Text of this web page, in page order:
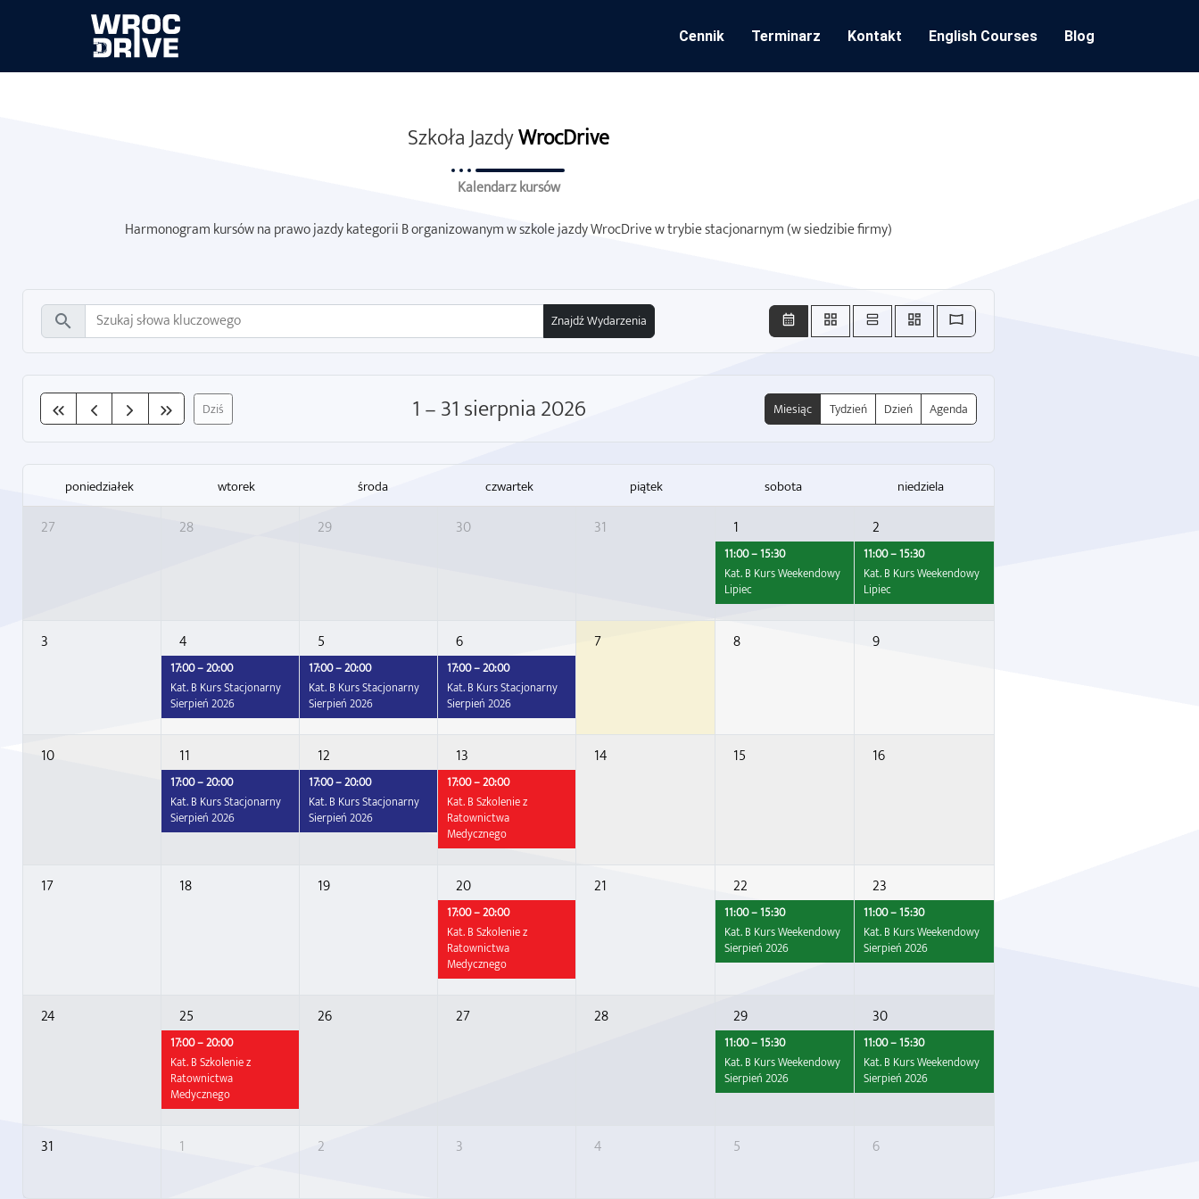
Cennik Terminarz Kontakt English Courses Blog
Szkoła JazdyWrocDrive
Kalendarz kursów
Harmonogram kursów na prawo jazdy kategorii B organizowanym w szkole jazdy WrocDrive w trybie stacjonarnym (w siedzibie firmy)
search Znajdź Wydarzenia
Dziś 1 – 31 sierpnia 2026 Miesiąc Tydzień Dzień Agenda
poniedziałek wtorek środa czwartek piątek sobota niedziela
27 28 29 30 31 1
11:00 – 15:30
Kat. B Kurs Weekendowy
Lipiec
2
11:00 – 15:30
Kat. B Kurs Weekendowy
Lipiec
3 4
17:00 – 20:00
Kat. B Kurs Stacjonarny
Sierpień 2026
5
17:00 – 20:00
Kat. B Kurs Stacjonarny
Sierpień 2026
6
17:00 – 20:00
Kat. B Kurs Stacjonarny
Sierpień 2026
7 8 9
10 11
17:00 – 20:00
Kat. B Kurs Stacjonarny
Sierpień 2026
12
17:00 – 20:00
Kat. B Kurs Stacjonarny
Sierpień 2026
13
17:00 – 20:00
Kat. B Szkolenie z
Ratownictwa
Medycznego
14 15 16
17 18 19 20
17:00 – 20:00
Kat. B Szkolenie z
Ratownictwa
Medycznego
21 22
11:00 – 15:30
Kat. B Kurs Weekendowy
Sierpień 2026
23
11:00 – 15:30
Kat. B Kurs Weekendowy
Sierpień 2026
24 25
17:00 – 20:00
Kat. B Szkolenie z
Ratownictwa
Medycznego
26 27 28 29
11:00 – 15:30
Kat. B Kurs Weekendowy
Sierpień 2026
30
11:00 – 15:30
Kat. B Kurs Weekendowy
Sierpień 2026
31 1 2 3 4 5 6